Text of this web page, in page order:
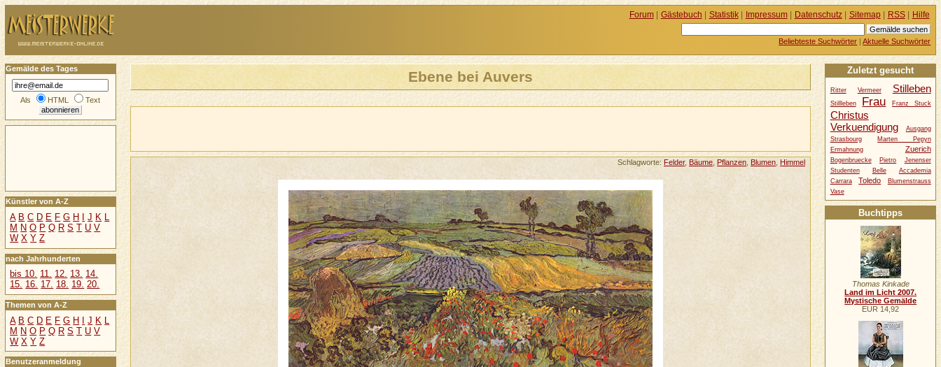
Ebene bei Auvers
Schlagworte: Felder, Bäume Pflanzen Blumen Himmel
Gemälde des Tages
Als HTML Text
Künstler von A-Z
A B C D E F G H J K L
M N O P Q R S T U V
W X Y Z
nach Jahrhunderten
bis 10. 11. 12. 13. 14.
15. 16. 17. 18. 19. 20.
Themen von A-Z
A B C D E F G H I J K L
M N O P Q R S T U V
W X Y Z
Benutzeranmeldung
Forum| Gästebuch | Statistik| Impressum| Datenschutz| Sitemap| RSS| Hilfe
Beliebteste Suchwörter |Aktuelle Suchwörter
Zuletzt gesucht
Ritter Vermeer Stilleben
Stillleben Frau Franz Stuck
Christus
Verkuendigung
Ausgang
Strasbourg
Marten Pepyn
Ermahnung
Zuerich
Bogenbruecke Pietro
Jenenser
Studenten
Belle
Accademia
Carrara
Toledo
Blumenstrauss
Vase
Buchtipps
Thomas Kinkade
Land im Licht 2007.
Mystische Gemälde
EUR 14,92